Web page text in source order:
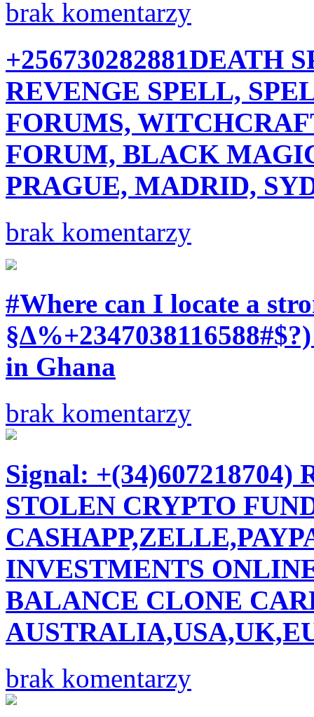
brak komentarzy
+256730282881DEATH
REVENGE SPELL,
FORUMS,
FORUM, BLACK
PRAGUE, MADRID,
brak komentarzy
#Where can I locate a
in Ghana
brak komentarzy
Signal: +(34)607218704)
STOLEN CRYPTO
INVESTMENTS
BALANCE CLONE
brak komentarzy